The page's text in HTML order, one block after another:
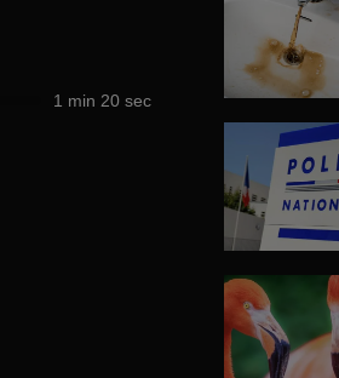
1 min 20 sec